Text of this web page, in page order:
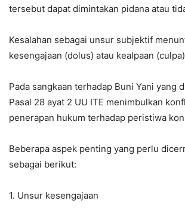
tersebut dapat dimintakan pidana atau
Kesalahan sebagai unsur subjektif
kesengajaan (dolus) atau kealpaan
Pada sangkaan terhadap Buni Yani yang
Pasal 28 ayat 2 UU ITE menimbulkan
penerapan hukum terhadap peristiwa
Beberapa aspek penting yang perlu
sebagai berikut:
1. Unsur kesengajaan